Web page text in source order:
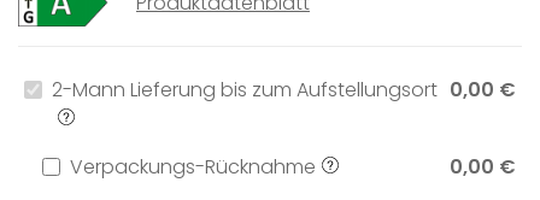
2-Mann Lieferung bis zum Aufstellungsort 0,00 €
Verpackungs-Rücknahme
0,00 €